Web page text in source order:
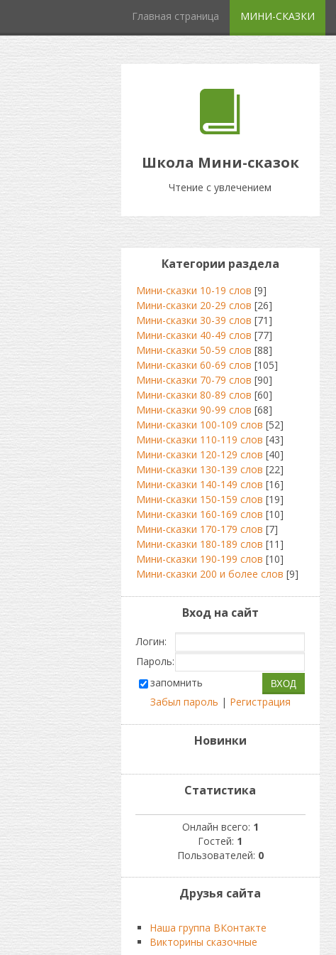
Главная страница МИНИ-СКАЗКИ
Школа Мини-сказок
Чтение с увлечением
Категории раздела
Мини-сказки 10-19 слов [9]
Мини-сказки 20-29 слов [26]
Мини-сказки 30-39 слов [71]
Мини-сказки 40-49 слов [77]
Мини-сказки 50-59 слов [88]
Мини-сказки 60-69 слов [105]
Мини-сказки 70-79 слов [90]
Мини-сказки 80-89 слов [60]
Мини-сказки 90-99 слов [68]
Мини-сказки 100-109 слов [52]
Мини-сказки 110-119 слов [43]
Мини-сказки 120-129 слов [40]
Мини-сказки 130-139 слов [22]
Мини-сказки 140-149 слов [16]
Мини-сказки 150-159 слов [19]
Мини-сказки 160-169 слов [10]
Мини-сказки 170-179 слов [7]
Мини-сказки 180-189 слов [11]
Мини-сказки 190-199 слов [10]
Мини-сказки 200 и более слов [9]
Вход на сайт
Логин:
Пароль:
запомнить
Забыл пароль | Регистрация
Новинки
Статистика
Онлайн всего: 1
Гостей: 1
Пользователей: 0
Друзья сайта
Наша группа ВКонтакте
Викторины сказочные